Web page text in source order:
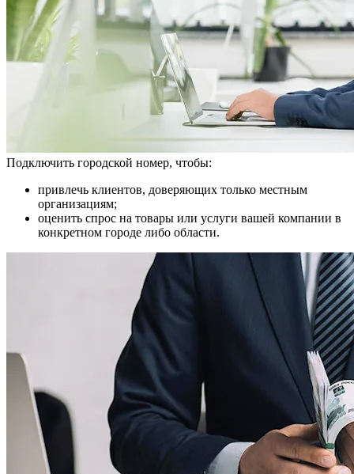
Подключить городской номер, чтобы:
привлечь клиентов, доверяющих только местным
организациям;
оценить спрос на товары или услуги вашей компании в
конкретном городе либо области.